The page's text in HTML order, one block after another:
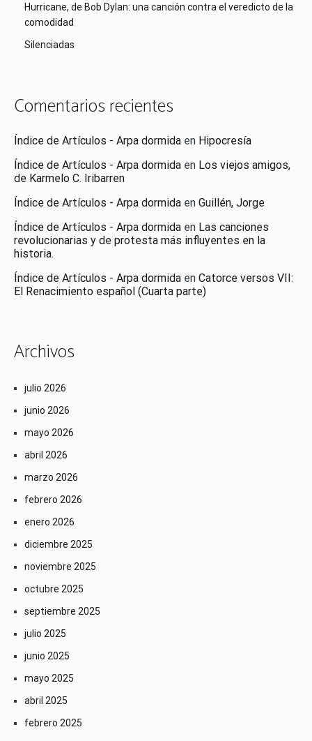
Hurricane, de Bob Dylan: una canción contra el veredicto de la
comodidad
Silenciadas
Comentarios recientes
Índice de Artículos - Arpa dormida en Hipocresía
Índice de Artículos - Arpa dormida en Los viejos amigos,
de Karmelo C. Iribarren
Índice de Artículos - Arpa dormida en Guillén, Jorge
Índice de Artículos - Arpa dormida en Las canciones
revolucionarias y de protesta más influyentes en la
historia.
Índice de Artículos - Arpa dormida en Catorce versos VII:
El Renacimiento español (Cuarta parte)
Archivos
julio 2026
junio 2026
mayo 2026
abril 2026
marzo 2026
febrero 2026
enero 2026
diciembre 2025
noviembre 2025
octubre 2025
septiembre 2025
julio 2025
junio 2025
mayo 2025
abril 2025
febrero 2025